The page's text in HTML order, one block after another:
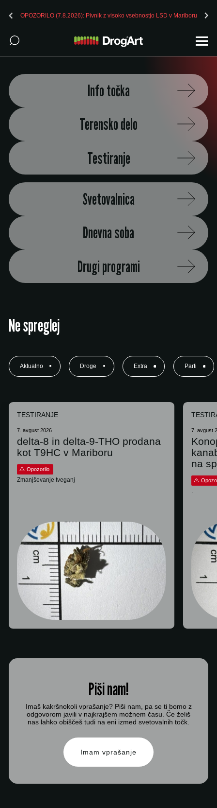
OPOZORILO (7.8.2026): Pivnik z visoko vsebnostjo LSD v Mariboru
Info točka
Terensko delo
Testiranje
Svetovalnica
Dnevna soba
Drugi programi
Ne spreglej
Aktualno Droge Extra Parti
TESTIRANJE
7. avgust 2026
delta-8 in delta-9-THO prodana
kot T9HC v Mariboru
Opozorilo
Zmanjševanje tveganj
7. avgust
na
.
Piši nam!
Imaš kakršnokoli vprašanje? Piši nam, pa se ti bomo z
odgovorom javili v najkrajšem možnem času. Če želiš
nas lahko obiščeš tudi na eni izmed svetovalnih točk.
Imam vprašanje